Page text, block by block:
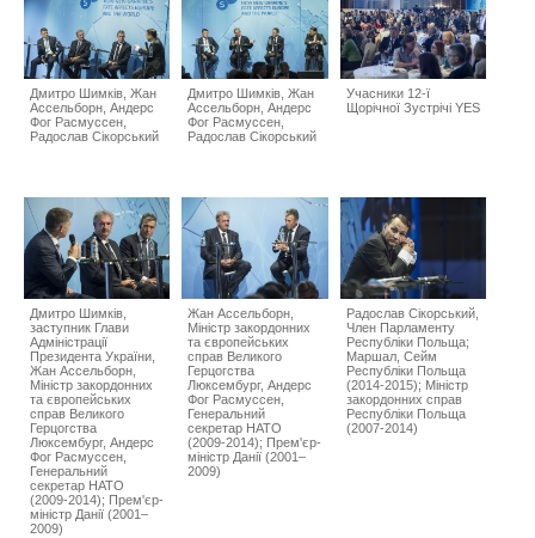
Дмитро Шимків, Жан
Ассельборн, Андерс
Фог Расмуссен,
Радослав Сікорський
Дмитро Шимків, Жан
Ассельборн, Андерс
Фог Расмуссен,
Радослав Сікорський
Учасники 12-ї
Щорічної Зустрічі YES
Дмитро Шимків,
заступник Глaви
Адміністрації
Президента України,
Жан Ассельборн,
Міністр закордонних
та європейських
справ Великого
Герцогства
Люксембург, Андерс
Фог Расмуссен,
Генеральний
секретар НАТО
(2009-2014); Прем'єр-
міністр Данії (2001–
2009)
Жан Ассельборн,
Міністр закордонних
та європейських
справ Великого
Герцогства
Люксембург, Андерс
Фог Расмуссен,
Генеральний
секретар НАТО
(2009-2014); Прем'єр-
міністр Данії (2001–
2009)
Радослав Сікорський,
Член Парламенту
Республіки Польща;
Маршал, Сейм
Республіки Польща
(2014-2015); Міністр
закордонних справ
Республіки Польща
(2007-2014)